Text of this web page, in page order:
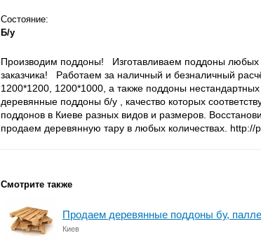
Состояние:
Б/у
Производим поддоны! Изготавливаем поддоны
заказчика! Работаем за наличный и безналичный
1200*1200, 1200*1000, а также поддоны
деревянные поддоны б/у , качество которых
поддонов в Киеве разных видов и размеров.
продаем деревянную тару в любых количествах. http://
Смотрите также
Продаем деревянные поддоны бу,
Киев